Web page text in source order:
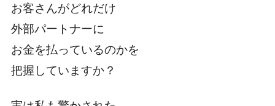
お客さんがどれだけ
外部パートナーに
お金を払っているのかを
把握していますか？